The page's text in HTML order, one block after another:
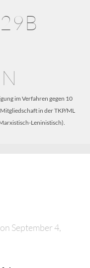
im Verfahren gegen 10
in der TKP/ML
Leninistisch).
September 4,